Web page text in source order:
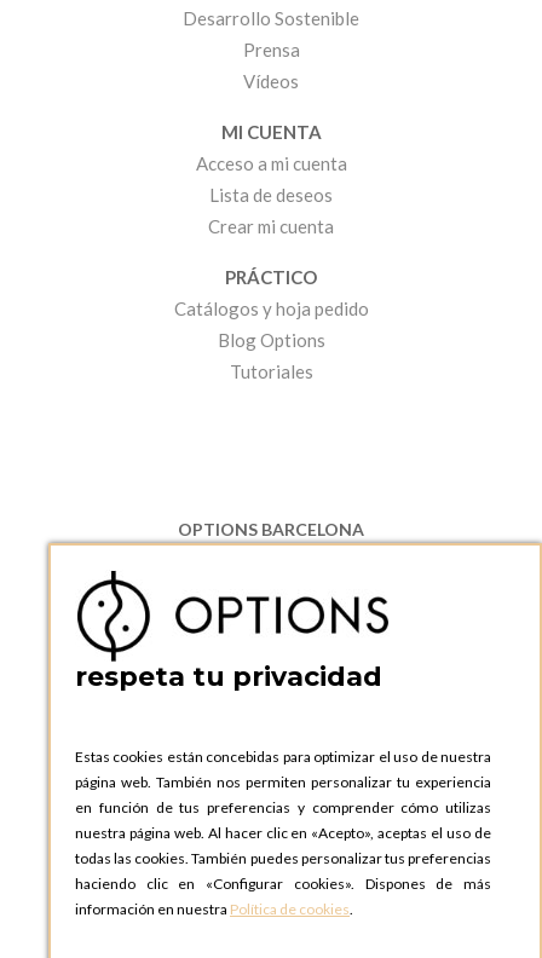
Desarrollo Sostenible
Prensa
Vídeos
MI CUENTA
Acceso a mi cuenta
Lista de deseos
Crear mi cuenta
PRÁCTICO
Catálogos y hoja pedido
Blog Options
Tutoriales
OPTIONS BARCELONA
08130 Santa Perpetua de Moguda, Barcelona
ESPAñA
Teléfono:
+34 935 724 041
OPTIONS BARCELONA SHOWROOM
ESPAñA
Teléfono:+34 935 724 041
OPTIONS MADRID
C. Lucio Emilio Cándido, 6,
28803 Alcalá de Henares, Madrid
ESPAñA
respeta tu privacidad
Estas cookies están concebidas para optimizar el uso de nuestra
página web. También nos permiten personalizar tu experiencia
en función de tus preferencias y comprender cómo utilizas
nuestra página web. Al hacer clic en «Acepto», aceptas el uso de
todas las cookies. También puedes personalizar tus preferencias
haciendo clic en «Configurar cookies». Dispones de más
información en nuestra Política de cookies.